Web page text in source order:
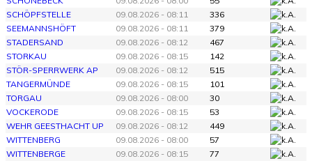
SCHÖPFSTELLE
09.08.2026 - 08:11
336
SEEMANNSHÖFT
09.08.2026 - 08:11
379
STADERSAND
09.08.2026 - 08:12
467
STORKAU
09.08.2026 - 08:15
142
STÖR-SPERRWERK AP
09.08.2026 - 08:12
515
TANGERMÜNDE
09.08.2026 - 08:15
101
TORGAU
09.08.2026 - 08:00
30
VOCKERODE
09.08.2026 - 08:15
53
WEHR GEESTHACHT UP
09.08.2026 - 08:12
449
WITTENBERG
09.08.2026 - 08:00
57
WITTENBERGE
09.08.2026 - 08:15
77